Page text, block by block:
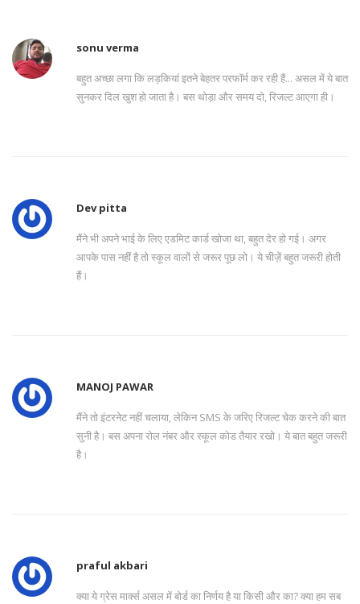
sonu verma
बहुत अच्छा लगा कि लड़कियां इतने बेहतर परफॉर्म कर रही हैं... असल में ये बात
सुनकर दिल खुश हो जाता है। बस थोड़ा और समय दो, रिजल्ट आएगा ही।
Dev pitta
मैंने भी अपने भाई के लिए एडमिट कार्ड खोजा था, बहुत देर हो गई। अगर
आपके पास नहीं है तो स्कूल वालों से जरूर पूछ लो। ये चीज़ें बहुत जरूरी होती
हैं।
MANOJ PAWAR
मैंने तो इंटरनेट नहीं चलाया, लेकिन SMS के जरिए रिजल्ट चेक करने की बात
सुनी है। बस अपना रोल नंबर और स्कूल कोड तैयार रखो। ये बात बहुत जरूरी
है।
praful akbari
क्या ये ग्रेस मार्क्स असल में बोर्ड का निर्णय है या किसी और का? क्या हम सब